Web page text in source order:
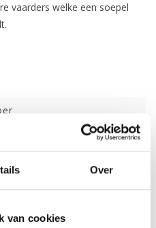
Over
van cookies
vaarders welke een soepel
2.5-laags ripstop / 10.000
waterkolom
gr. (L)